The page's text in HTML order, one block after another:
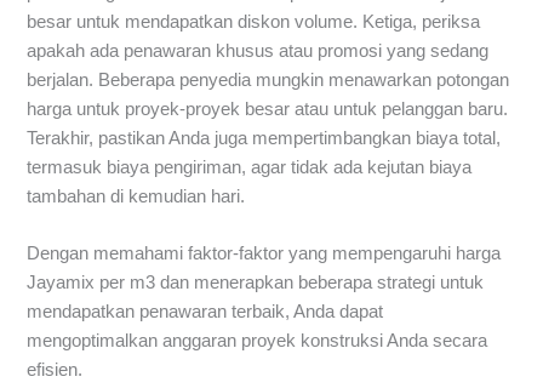
besar untuk mendapatkan diskon volume. Ketiga, periksa
apakah ada penawaran khusus atau promosi yang sedang
berjalan. Beberapa penyedia mungkin menawarkan potongan
harga untuk proyek-proyek besar atau untuk pelanggan baru.
Terakhir, pastikan Anda juga mempertimbangkan biaya total,
termasuk biaya pengiriman, agar tidak ada kejutan biaya
tambahan di kemudian hari.
Dengan memahami faktor-faktor yang mempengaruhi harga
Jayamix per m3 dan menerapkan beberapa strategi untuk
mendapatkan penawaran terbaik, Anda dapat
mengoptimalkan anggaran proyek konstruksi Anda secara
efisien.